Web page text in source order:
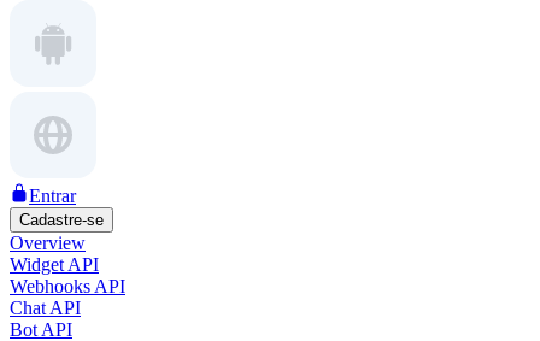
Entrar
Cadastre-se
Overview
Widget API
Webhooks API
Chat API
Bot API